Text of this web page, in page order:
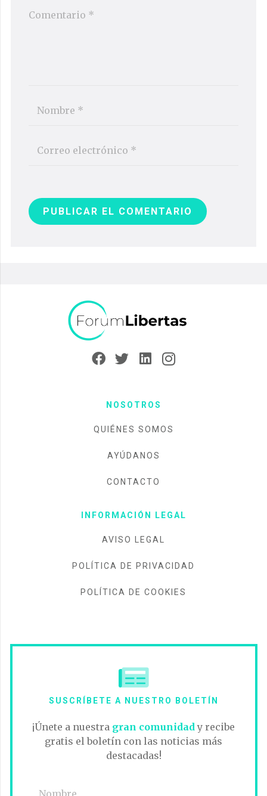
PUBLICAR EL COMENTARIO
NOSOTROS
QUIÉNES SOMOS
AYÚDANOS
CONTACTO
INFORMACIÓN LEGAL
AVISO LEGAL
POLÍTICA DE PRIVACIDAD
POLÍTICA DE COOKIES
SUSCRÍBETE A NUESTRO BOLETÍN
¡Únete a nuestra gran comunidad y recibe
gratis el boletín con las noticias más
destacadas!